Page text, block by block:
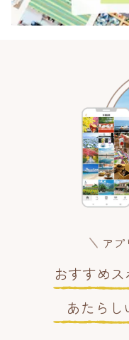
アプ
おすすめ
あたらし